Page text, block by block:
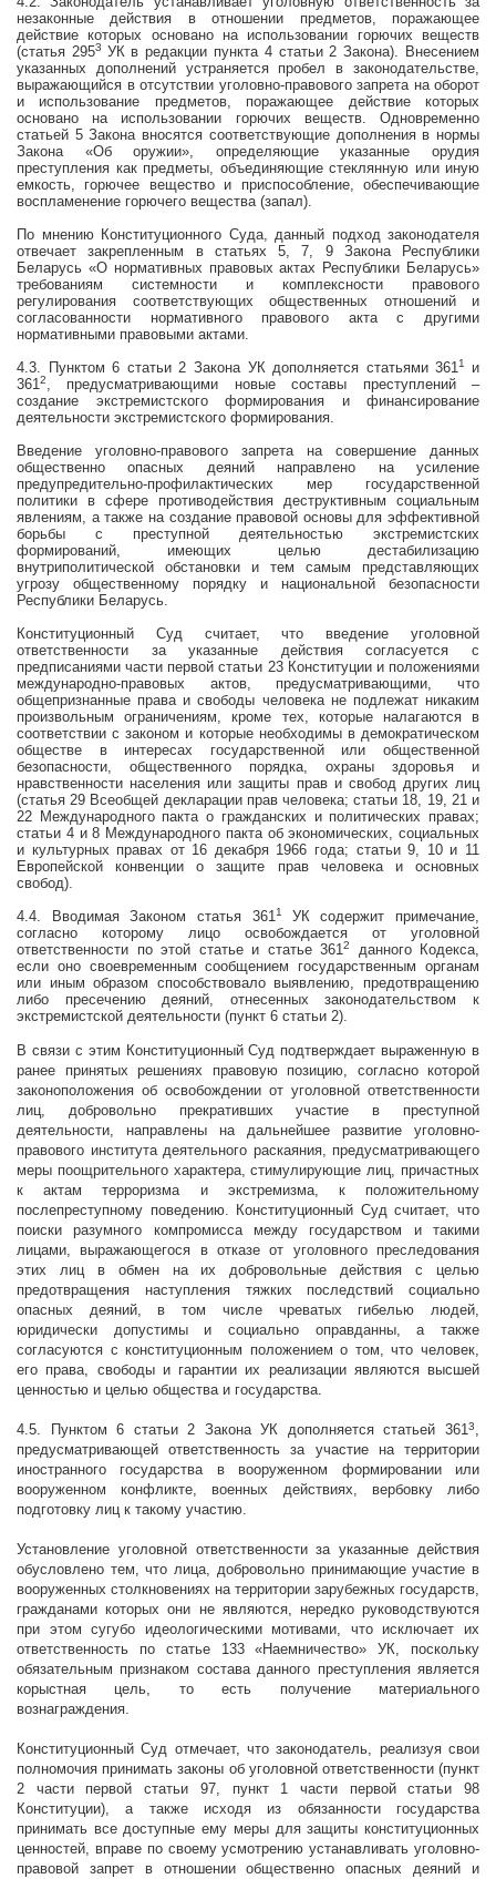
незаконные действия в отношении предметов, поражающее
действие которых основано на использовании горючих веществ
(статья 2953 УК в редакции пункта 4 статьи 2 Закона). Внесением
указанных дополнений устраняется пробел в законодательстве,
выражающийся в отсутствии уголовно-правового запрета на оборот
и использование предметов, поражающее действие которых
основано на использовании горючих веществ. Одновременно
статьей 5 Закона вносятся соответствующие дополнения в нормы
Закона «Об оружии», определяющие указанные орудия
преступления как предметы, объединяющие стеклянную или иную
емкость, горючее вещество и приспособление, обеспечивающие
воспламенение горючего вещества (запал).
По мнению Конституционного Суда, данный подход законодателя
отвечает закрепленным в статьях 5, 7, 9 Закона Республики
Беларусь «О нормативных правовых актах Республики Беларусь»
требованиям системности и комплексности правового
регулирования соответствующих общественных отношений и
согласованности нормативного правового акта с другими
нормативными правовыми актами.
4.3. Пунктом 6 статьи 2 Закона УК дополняется статьями 3611 и
3612, предусматривающими новые составы преступлений –
создание экстремистского формирования и финансирование
деятельности экстремистского формирования.
Введение уголовно-правового запрета на совершение данных
общественно опасных деяний направлено на усиление
предупредительно-профилактических мер государственной
политики в сфере противодействия деструктивным социальным
явлениям, а также на создание правовой основы для эффективной
борьбы с преступной деятельностью экстремистских
формирований, имеющих целью дестабилизацию
внутриполитической обстановки и тем самым представляющих
угрозу общественному порядку и национальной безопасности
Республики Беларусь.
Конституционный Суд считает, что введение уголовной
ответственности за указанные действия согласуется с
предписаниями части первой статьи 23 Конституции и положениями
международно-правовых актов, предусматривающими, что
общепризнанные права и свободы человека не подлежат никаким
произвольным ограничениям, кроме тех, которые налагаются в
соответствии с законом и которые необходимы в демократическом
обществе в интересах государственной или общественной
безопасности, общественного порядка, охраны здоровья и
нравственности населения или защиты прав и свобод других лиц
(статья 29 Всеобщей декларации прав человека; статьи 18, 19, 21 и
22 Международного пакта о гражданских и политических правах;
статьи 4 и 8 Международного пакта об экономических, социальных
и культурных правах от 16 декабря 1966 года; статьи 9, 10 и 11
Европейской конвенции о защите прав человека и основных
свобод).
4.4.
Вводимая Законом статья 3611 УК содержит примечание,
согласно которому лицо освобождается от уголовной
ответственности по этой статье и статье 3612
данного Кодекса,
если оно своевременным сообщением государственным органам
или иным образом способствовало выявлению, предотвращению
либо пресечению деяний, отнесенных законодательством к
экстремистской деятельности (пункт 6 статьи 2).
В связи с этим Конституционный Суд подтверждает выраженную в
ранее принятых решениях правовую позицию, согласно которой
законоположения об освобождении от уголовной ответственности
лиц, добровольно прекративших участие в преступной
деятельности, направлены на дальнейшее развитие уголовно-
правового института деятельного раскаяния, предусматривающего
меры поощрительного характера, стимулирующие лиц, причастных
к актам терроризма и экстремизма, к положительному
послепреступному поведению. Конституционный Суд считает, что
поиски разумного компромисса между государством и такими
лицами, выражающегося в отказе от уголовного преследования
этих лиц в обмен на их добровольные действия с целью
предотвращения наступления тяжких последствий социально
опасных деяний, в том числе чреватых гибелью людей,
юридически допустимы и социально оправданны, а также
согласуются с конституционным положением о том, что человек,
его права, свободы и гарантии их реализации являются высшей
ценностью и целью общества и государства.
4.5. Пунктом 6 статьи 2 Закона УК дополняется статьей 3613,
предусматривающей ответственность за участие на территории
иностранного государства в вооруженном формировании или
вооруженном конфликте, военных действиях, вербовку либо
подготовку лиц к такому участию.
Установление уголовной ответственности за указанные действия
обусловлено тем, что лица, добровольно принимающие участие в
вооруженных столкновениях на территории зарубежных государств,
гражданами которых они не являются, нередко руководствуются
при этом сугубо идеологическими мотивами, что исключает их
ответственность по статье 133 «Наемничество» УК, поскольку
обязательным признаком состава данного преступления является
корыстная цель, то есть получение материального
вознаграждения.
Конституционный Суд отмечает, что законодатель, реализуя свои
полномочия принимать законы об уголовной ответственности (пункт
2 части первой статьи 97, пункт 1 части первой статьи 98
Конституции), а также исходя из обязанности государства
принимать все доступные ему меры для защиты конституционных
ценностей, вправе по своему усмотрению устанавливать уголовно-
правовой запрет в отношении общественно опасных деяний и